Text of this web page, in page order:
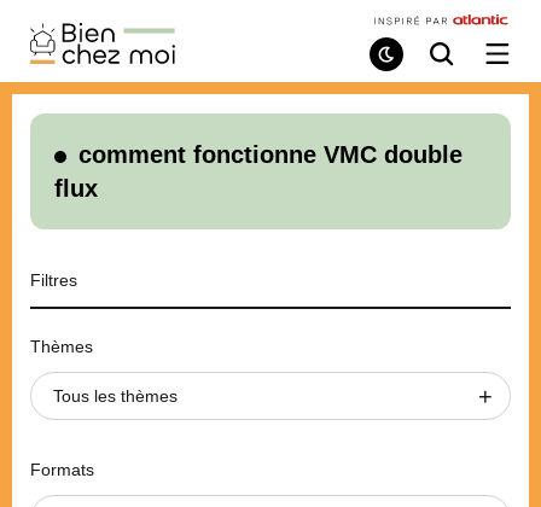
Bien
Chez
Moi
Mode
de
Recherche
/
le
comment fonctionne VMC double
flux
Filtres
Thèmes
Tous les thèmes
Formats